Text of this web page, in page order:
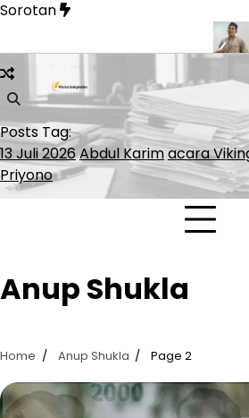
Skip
content
Sorotan
Bernilai Rp1,16 Miliar
Posts Tag:
13 Juli 2026Abdul Karimacara
Priyono
Anup Shukla
Home Anup Shukla Page 2